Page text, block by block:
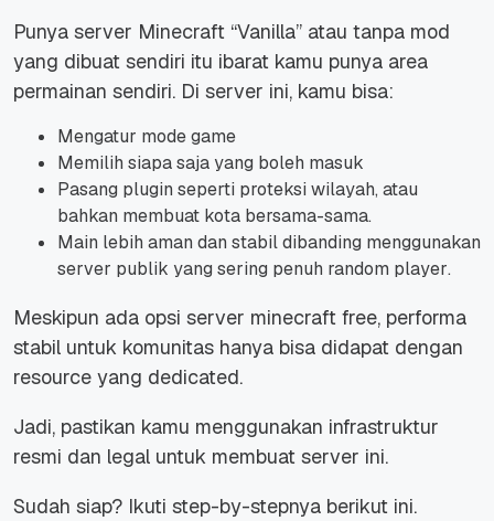
Punya server Minecraft “Vanilla” atau tanpa mod
yang dibuat sendiri itu ibarat kamu punya area
permainan sendiri. Di server ini, kamu bisa:
Mengatur mode game
Memilih siapa saja yang boleh masuk
Pasang plugin seperti proteksi wilayah, atau
bahkan membuat kota bersama-sama.
Main lebih aman dan stabil dibanding menggunakan
server publik yang sering penuh random player.
Meskipun ada opsi server minecraft free, performa
stabil untuk komunitas hanya bisa didapat dengan
resource yang dedicated.
Jadi, pastikan kamu menggunakan infrastruktur
resmi dan legal untuk membuat server ini.
Sudah siap? Ikuti step-by-stepnya berikut ini.